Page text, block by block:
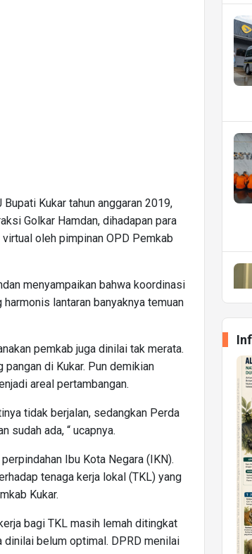
Kukar tahun anggaran 2019,
Golkar Hamdan, dihadapan para
oleh pimpinan OPD Pemkab
menyampaikan bahwa koordinasi
lantaran banyaknya temuan
pemkab juga dinilai tak merata.
di Kukar. Pun demikian
areal pertambangan.
tidak berjalan, sedangkan Perda
sudah ada, “ ucapnya.
Ibu Kota Negara (IKN).
tenaga kerja lokal (TKL) yang
Kukar.
bagi TKL masih lemah ditingkat
dinilai belum optimal. DPRD menilai